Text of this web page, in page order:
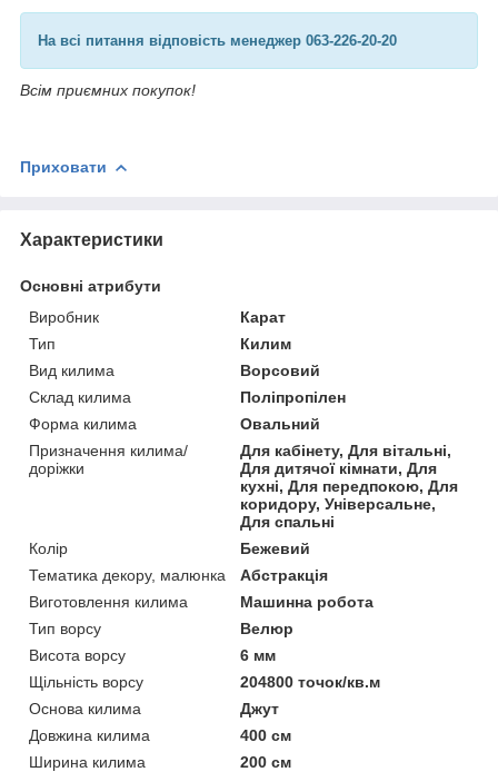
На всі питання відповість менеджер 063-226-20-20
Всім приємних покупок!
Приховати
Характеристики
Основні атрибути
Виробник
Карат
Тип
Килим
Вид килима
Ворсовий
Склад килима
Поліпропілен
Форма килима
Овальний
Призначення килима/
доріжки
Для кабінету, Для вітальні,
Для дитячої кімнати, Для
кухні, Для передпокою, Для
коридору, Універсальне,
Для спальні
Колір
Бежевий
Тематика декору, малюнка
Абстракція
Виготовлення килима
Машинна робота
Тип ворсу
Велюр
Висота ворсу
6 мм
Щільність ворсу
204800 точок/кв.м
Основа килима
Джут
Довжина килима
400 см
Ширина килима
200 см